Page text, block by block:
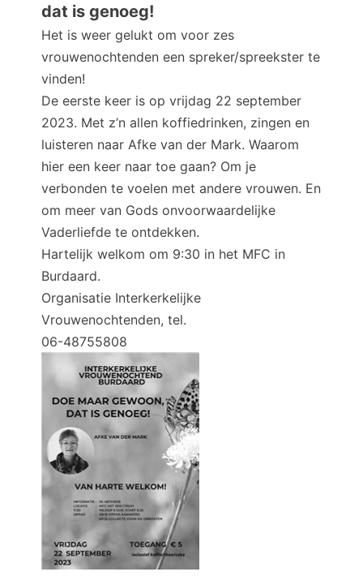
dat is genoeg!
Het is weer gelukt om voor zes
vrouwenochtenden een spreker/spreekster te
vinden!
De eerste keer is op vrijdag 22 september
2023. Met z’n allen koffiedrinken, zingen en
luisteren naar Afke van der Mark. Waarom
hier een keer naar toe gaan? Om je
verbonden te voelen met andere vrouwen. En
om meer van Gods onvoorwaardelijke
Vaderliefde te ontdekken.
Hartelijk welkom om 9:30 in het MFC in
Burdaard.
Organisatie Interkerkelijke
Vrouwenochtenden, tel.
06-48755808